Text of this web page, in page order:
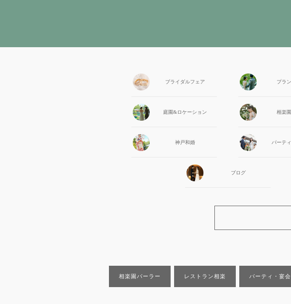
ブライダルフェア プラ
庭園&ロケーション 相楽
神戸和婚 パーティ
ブログ
相楽園パーラー レストラン相楽 パーティ・宴会